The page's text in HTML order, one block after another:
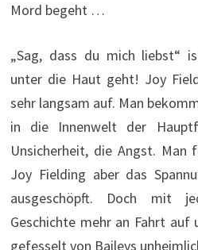
Mord begeht …
„Sag, dass du mich liebst“
unter die Haut geht! Joy
sehr langsam auf. Man
in die Innenwelt der
Unsicherheit, die Angst.
Joy Fielding aber das
ausgeschöpft. Doch mit
Geschichte mehr an Fahrt
gefesselt von Baileys